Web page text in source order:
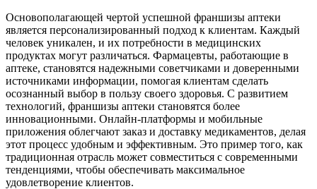
Основополагающей чертой успешной франшизы аптеки
является персонализированный подход к клиентам. Каждый
человек уникален, и их потребности в медицинских
продуктах могут различаться. Фармацевты, работающие в
аптеке, становятся надежными советчиками и доверенными
источниками информации, помогая клиентам сделать
осознанный выбор в пользу своего здоровья. С развитием
технологий, франшизы аптеки становятся более
инновационными. Онлайн-платформы и мобильные
приложения облегчают заказ и доставку медикаментов, делая
этот процесс удобным и эффективным. Это пример того, как
традиционная отрасль может совместиться с современными
тенденциями, чтобы обеспечивать максимальное
удовлетворение клиентов.